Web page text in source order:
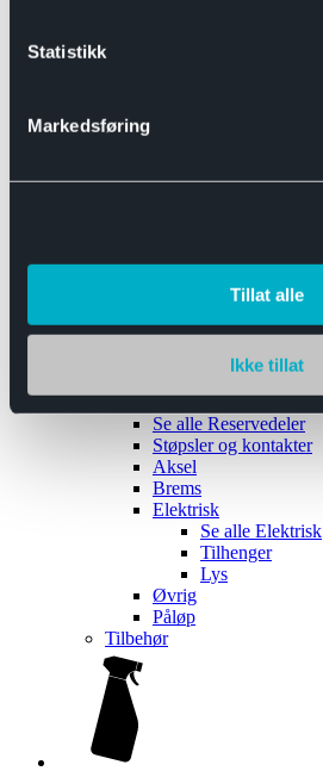
Statistikk
Markedsføring
Tillat alle
Ikke tillat
Båthengere
Reservedeler
Se alle Reservedeler
Støpsler og kontakter
Aksel
Brems
Elektrisk
Se alle Elektrisk
Tilhenger
Lys
Øvrig
Påløp
Tilbehør